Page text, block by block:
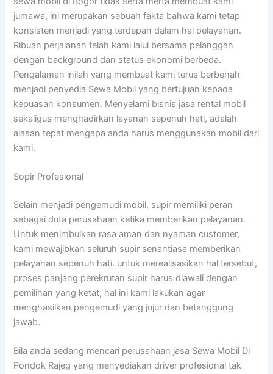
jumawa, ini merupakan sebuah fakta bahwa kami tetap
konsisten menjadi yang terdepan dalam hal pelayanan.
Ribuan perjalanan telah kami lalui bersama pelanggan
dengan background dan status ekonomi berbeda.
Pengalaman inilah yang membuat kami terus berbenah
menjadi penyedia Sewa Mobil yang bertujuan kepada
kepuasan konsumen. Menyelami bisnis jasa rental mobil
sekaligus menghadirkan layanan sepenuh hati, adalah
alasan tepat mengapa anda harus menggunakan mobil dari
kami.
Sopir Profesional
Selain menjadi pengemudi mobil, supir memiliki peran
sebagai duta perusahaan ketika memberikan pelayanan.
Untuk menimbulkan rasa aman dan nyaman customer,
kami mewajibkan seluruh supir senantiasa memberikan
pelayanan sepenuh hati. untuk merealisasikan hal tersebut,
proses panjang perekrutan supir harus diawali dengan
pemilihan yang ketat, hal ini kami lakukan agar
menghasilkan pengemudi yang jujur dan betanggung
jawab.
Bila anda sedang mencari perusahaan jasa Sewa Mobil Di
Pondok Rajeg yang menyediakan driver profesional tak